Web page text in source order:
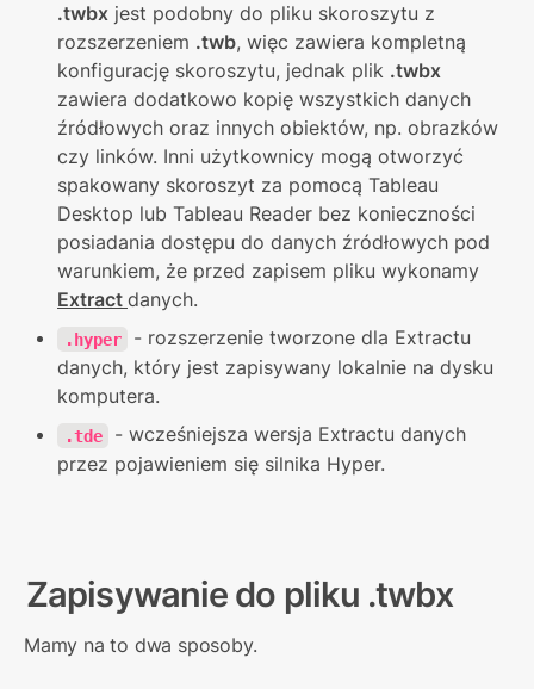
.twbx jest podobny do pliku skoroszytu z
rozszerzeniem .twb, więc zawiera kompletną
konfigurację skoroszytu, jednak plik
zawiera dodatkowo kopię wszystkich danych
źródłowych oraz innych obiektów, np. obrazków
czy linków. Inni użytkownicy mogą otworzyć
spakowany skoroszyt za pomocą Tableau
Desktop lub Tableau Reader bez konieczności
posiadania dostępu do danych źródłowych pod
Extract danych.
.hyper
- rozszerzenie tworzone dla Extractu
danych, który jest zapisywany lokalnie na dysku
komputera.
.tde
- wcześniejsza wersja Extractu danych
przez pojawieniem się silnika Hyper.
Zapisywanie do pliku .twbx
Mamy na to dwa sposoby.